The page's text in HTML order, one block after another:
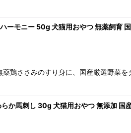
ーモニー 50g 犬猫用おやつ 無薬飼育
鶏ささみのすり身に、国産厳選野菜
か馬刺し 30g 犬猫用おやつ 無添加 国